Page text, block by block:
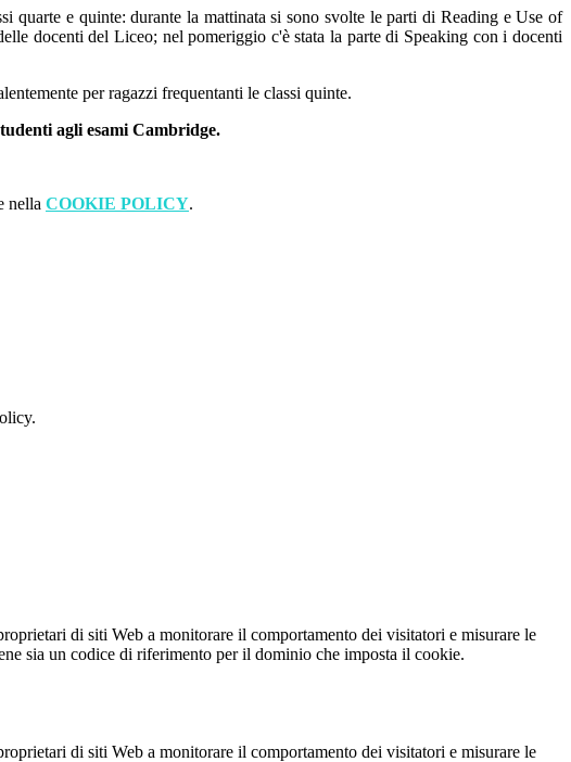
quarte e quinte: durante la mattinata si sono svolte le parti di Reading e Use of
docenti del Liceo; nel pomeriggio c'è stata la parte di Speaking con i docenti
per ragazzi frequentanti le classi quinte.
agli esami Cambridge.
nella COOKIE POLICY.
di siti Web a monitorare il comportamento dei visitatori e misurare le
sia un codice di riferimento per il dominio che imposta il cookie.
di siti Web a monitorare il comportamento dei visitatori e misurare le